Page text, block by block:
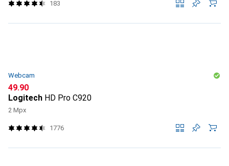
183
Webcam
CHF
49.90
Logitech HD Pro C920
2 Mpx
1776